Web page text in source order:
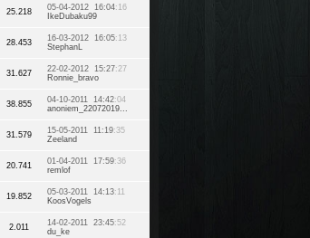
25.218 05-04-2012 16:04:16
IkeDubaku99
28.453 16-03-2012 16:05:13
StephanL
31.627 22-02-2012 15:27:27
Ronnie_bravo
38.855 04-10-2011 14:42:04
anoniem_22072019...
31.579 15-05-2011 11:19:35
Zeeland
20.741 01-04-2011 17:59:36
remlof
19.852 05-03-2011 14:13:11
KoosVogels
2.011 14-02-2011 23:45:52
du_ke